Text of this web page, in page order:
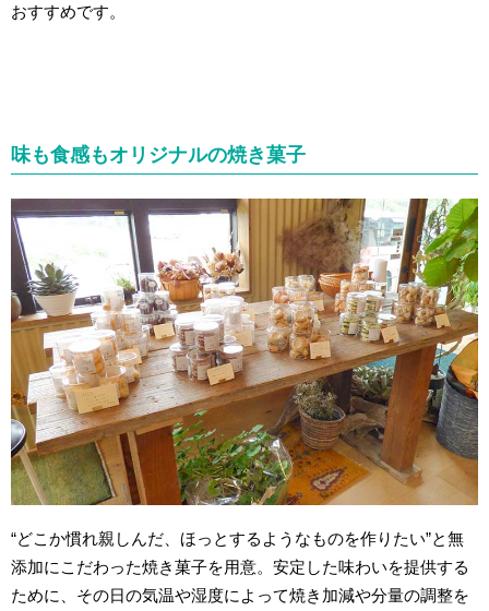
おすすめです。
味も食感もオリジナルの焼き菓子
“どこか慣れ親しんだ、ほっとするようなものを作りたい”と無
添加にこだわった焼き菓子を用意。安定した味わいを提供する
ために、その日の気温や湿度によって焼き加減や分量の調整を